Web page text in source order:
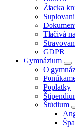
Žiacka
Tlačivá
GDPR
Gymnázium
O
Poplatky
Štúdium